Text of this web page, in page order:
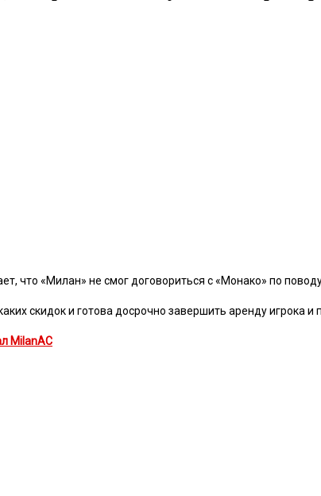
что «Милан» не смог договориться с «Монако» по
скидок и готова досрочно завершить аренду игрока и
MilanAC